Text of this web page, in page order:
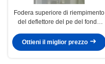
Fodera superiore di riempimento
del deflettore del pe del fondo
borsa in serie 90*90*100cm
Ottieni il miglior prezzo